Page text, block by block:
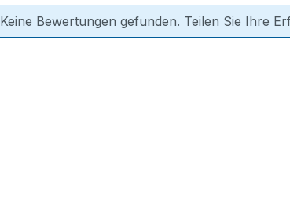
Keine Bewertungen gefunden. Teilen Sie Ihre